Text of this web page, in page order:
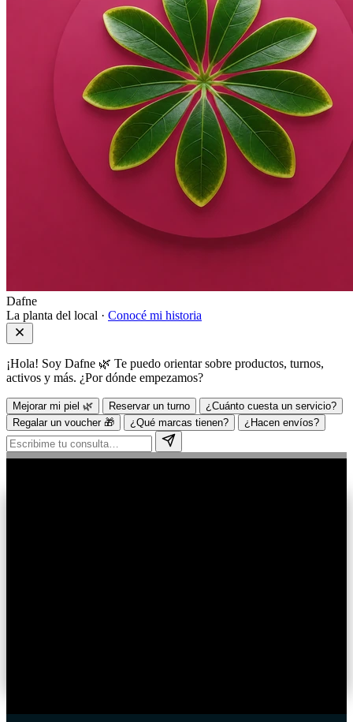
Dafne
La planta del local · Conocé mi historia
¡Hola! Soy Dafne 🌿 Te puedo orientar sobre productos, turnos,
activos y más. ¿Por dónde empezamos?
Mejorar mi piel 🌿 Reservar un turno
¿Cuánto cuesta un servicio?
Regalar un voucher 🎁
¿Qué marcas tienen? ¿Hacen envíos?